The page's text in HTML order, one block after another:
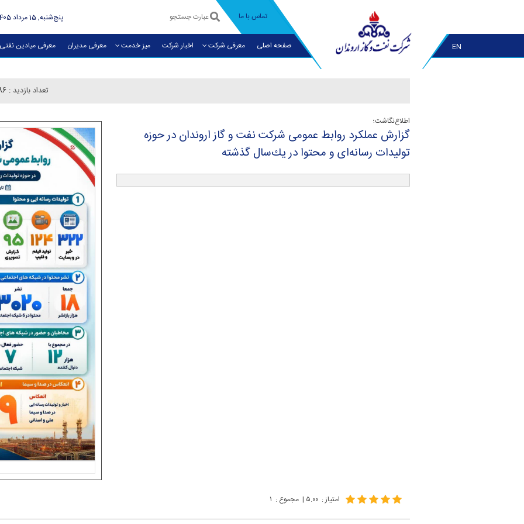
تماس با ما پنج‌شنبه, 15 مرداد 1405
EN صفحه اصلی معرفی شرکت اخبار شرکت میز خدمت معرفی مديران معرفی میادین نفتی
تعداد بازدید :
اطلاع‌نگاشت؛
گزارش عملكرد روابط عمومی شركت نفت و گاز اروندان در حوزه
تولیدات رسانه‌ای و محتوا در یك‌سال گذشته
امتیاز : ۵.۰۰ | مجموع : ۱